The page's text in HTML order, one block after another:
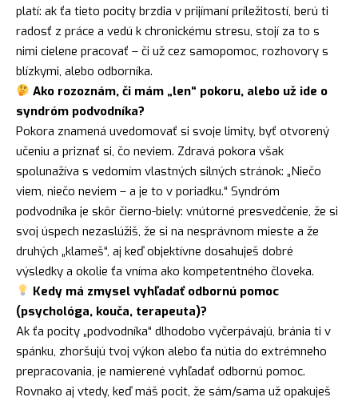
platí: ak ťa tieto pocity brzdia v prijímaní príležitostí, berú ti
radosť z práce a vedú k chronickému stresu, stojí za to s
nimi cielene pracovať – či už cez samopomoc, rozhovory s
blízkymi, alebo odborníka.
Ako rozoznám, či mám „len“ pokoru, alebo už ide o
syndróm podvodníka?
Pokora znamená uvedomovať si svoje limity, byť otvorený
učeniu a priznať si, čo neviem. Zdravá pokora však
spolunažíva s vedomím vlastných silných stránok: „Niečo
viem, niečo neviem – a je to v poriadku.“ Syndróm
podvodníka je skôr čierno-biely: vnútorné presvedčenie, že si
svoj úspech nezaslúžiš, že si na nesprávnom mieste a že
druhých „klameš“, aj keď objektívne dosahuješ dobré
výsledky a okolie ťa vníma ako kompetentného človeka.
Kedy má zmysel vyhľadať odbornú pomoc
(psychológa, kouča, terapeuta)?
Ak ťa pocity „podvodníka“ dlhodobo vyčerpávajú, bránia ti v
spánku, zhoršujú tvoj výkon alebo ťa nútia do extrémneho
prepracovania, je namierené vyhľadať odbornú pomoc.
Rovnako aj vtedy, keď máš pocit, že sám/sama už opakuješ